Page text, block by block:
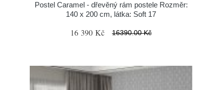
Postel Caramel - dřevěný rám postele Rozměr:
140 x 200 cm, látka: Soft 17
16 390 Kč 16390.00 Kč